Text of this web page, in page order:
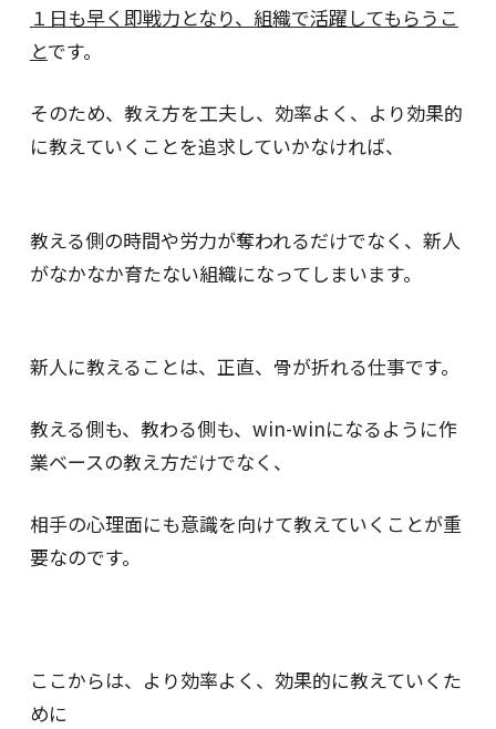
１日も早く即戦力となり、組織で活躍してもらうこ
とです。
そのため、教え方を工夫し、効率よく、より効果的
に教えていくことを追求していかなければ、
教える側の時間や労力が奪われるだけでなく、新人
がなかなか育たない組織になってしまいます。
新人に教えることは、正直、骨が折れる仕事です。
教える側も、教わる側も、win-winになるように作
業ベースの教え方だけでなく、
相手の心理面にも意識を向けて教えていくことが重
要なのです。
ここからは、より効率よく、効果的に教えていくた
めに